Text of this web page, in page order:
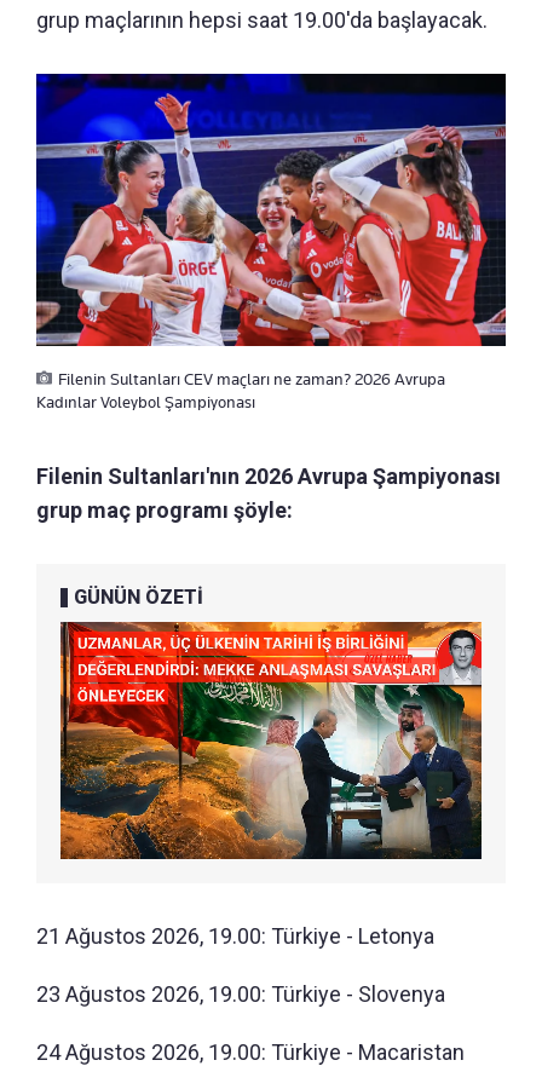
grup maçlarının hepsi saat 19.00'da başlayacak.
Filenin Sultanları CEV maçları ne zaman? 2026 Avrupa
Kadınlar Voleybol Şampiyonası
Filenin Sultanları'nın 2026 Avrupa Şampiyonası
grup maç programı şöyle:
GÜNÜN ÖZETİ
21 Ağustos 2026, 19.00: Türkiye - Letonya
23 Ağustos 2026, 19.00: Türkiye - Slovenya
24 Ağustos 2026, 19.00: Türkiye - Macaristan